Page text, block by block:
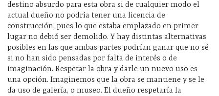
destino absurdo para esta obra si de cualquier modo el
actual dueño no podría tener una licencia de
construcción, pues lo que estaba emplazado en primer
lugar no debió ser demolido. Y hay distintas alternativas
posibles en las que ambas partes podrían ganar que no sé
si no han sido pensadas por falta de interés o de
imaginación. Respetar la obra y darle un nuevo uso es
una opción. Imaginemos que la obra se mantiene y se le
da uso de galería, o museo. El dueño respetaría la